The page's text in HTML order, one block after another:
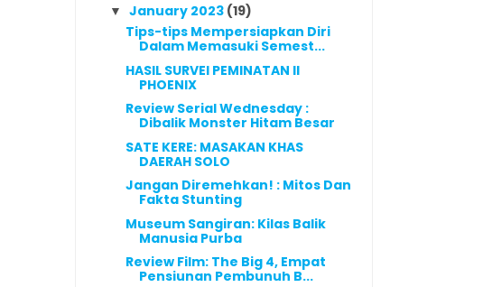
▼ January 2023 (19)
Tips-tips Mempersiapkan Diri
Dalam Memasuki Semest...
HASIL SURVEI PEMINATAN II
PHOENIX
Review Serial Wednesday :
Dibalik Monster Hitam Besar
SATE KERE: MASAKAN KHAS
DAERAH SOLO
Jangan Diremehkan! : Mitos Dan
Fakta Stunting
Museum Sangiran: Kilas Balik
Manusia Purba
Review Film: The Big 4, Empat
Pensiunan Pembunuh B...